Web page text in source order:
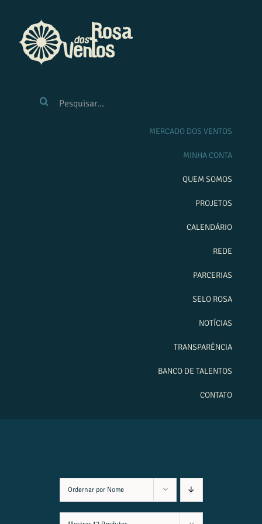
conteúdo
RESULTADOS
MERCADO DOS VENTOS
MINHA CONTA
QUEM SOMOS
PROJETOS
CALENDÁRIO
REDE
PARCERIAS
SELO ROSA
NOTÍCIAS
TRANSPARÊNCIA
BANCO DE TALENTOS
CONTATO
Ordernar por Nome